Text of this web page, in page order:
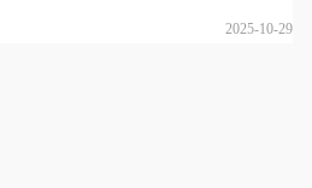
2025-10-29